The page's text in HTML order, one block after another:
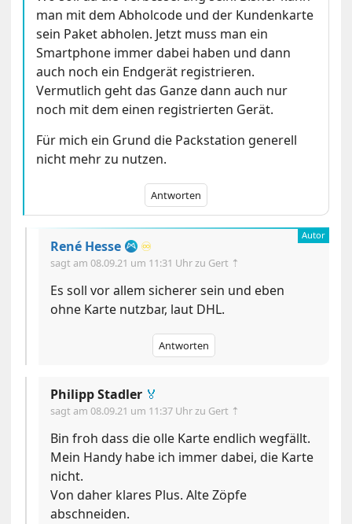
man mit dem Abholcode und der Kundenkarte
sein Paket abholen. Jetzt muss man ein
Smartphone immer dabei haben und dann
auch noch ein Endgerät registrieren.
Vermutlich geht das Ganze dann auch nur
noch mit dem einen registrierten Gerät.
Für mich ein Grund die Packstation generell
nicht mehr zu nutzen.
Antworten
René Hesse ♾️
sagt am08.09.21 um 11:31 Uhrzu Gert ⇡
Es soll vor allem sicherer sein und eben
ohne Karte nutzbar, laut DHL.
Antworten
Philipp Stadler 🏅
sagt am08.09.21 um 11:37 Uhrzu Gert ⇡
Bin froh dass die olle Karte endlich wegfällt.
Mein Handy habe ich immer dabei, die Karte
nicht.
Von daher klares Plus. Alte Zöpfe
abschneiden.